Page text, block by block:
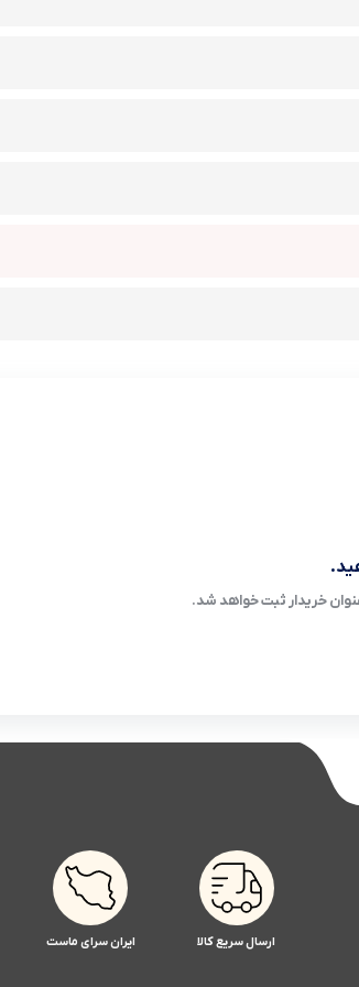
خریدار ثبت خواهد شد.
ارسال سریع کالا ایران سرای ماست